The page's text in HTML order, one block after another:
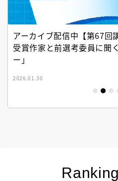
アーカイブ配信中【第67回
受賞作家と前選考委員に聞
ー」
2026.01.30
Ranking